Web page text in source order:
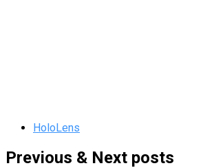
HoloLens
Previous & Next posts